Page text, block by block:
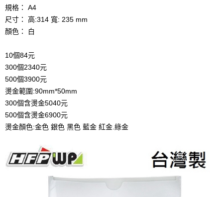
規格： A4
尺寸： 高:314 寬: 235 mm
顏色： 白
10個84元
300個2340元
500個3900元
燙金範圍:90mm*50mm
300個含燙金5040元
500個含燙金6900元
燙金顏色:金色 銀色 黑色 藍金 紅金.綠金